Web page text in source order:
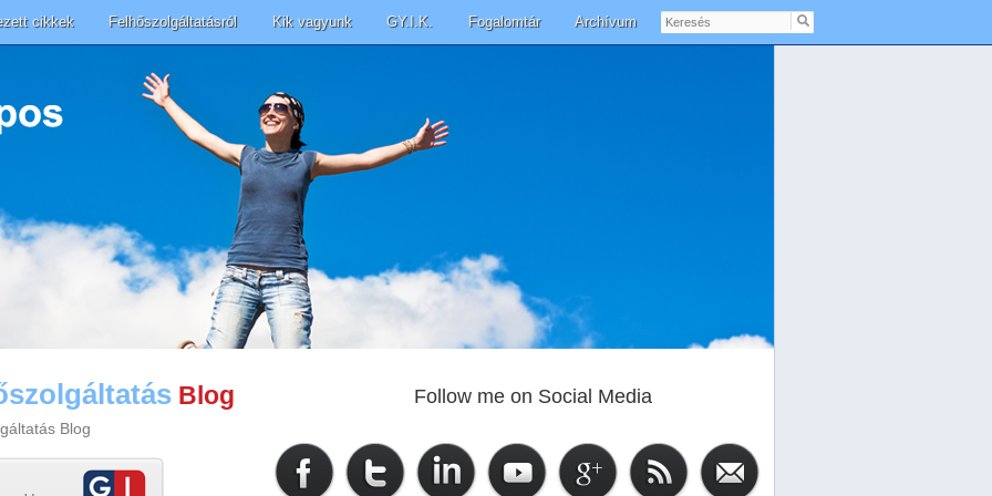
cikkek Felhőszolgáltatásról Kik vagyunk GY.I.K. Fogalomtár Archívum
Keresés
Blog
Blog
Follow me on Social Media